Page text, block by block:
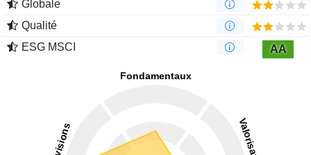
Globale
Qualité
ESG MSCI
AA